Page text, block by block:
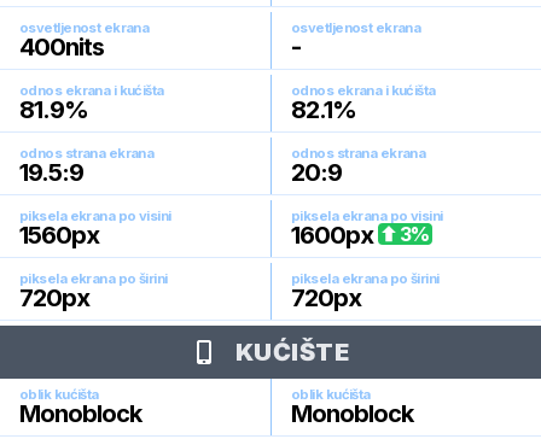
osvetljenost ekrana
400nits
osvetljenost ekrana
-
odnos ekrana i kućišta
81.9%
odnos ekrana i kućišta
82.1%
odnos strana ekrana
19.5:9
odnos strana ekrana
20:9
piksela ekrana po visini
1560px
piksela ekrana po visini
1600px 3%
piksela ekrana po širini
720px
piksela ekrana po širini
720px
KUĆIŠTE
oblik kućišta
Monoblock
oblik kućišta
Monoblock